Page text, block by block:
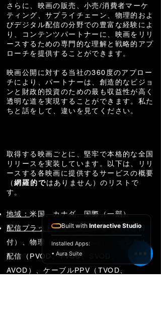
さらに、映画の販売、小売/消費者マーケ
ティング、サプライチェーン、物理的およ
びデジタル配信の分野での豊富な経験によ
り、コンテンツパートナーに、映画をリリ
ースするための専門的な理解と戦略的アプ
ローチを提供することができます。
映画公開に対する当社の360度のアプロー
チにより、パートナーは、創造的なビジョ
ンと財政的投資のための最も収益性が高く
透明な道を実現することができます。私た
ちと話をして、違いを見てください。
取得する映画ごとに、堅牢で本格的な全国
リリースを実装しています。以下は、
リリ
ースする各映画に提供するサービスの概要
（網羅的ではありません ）のリストで
す。
地域：米国、カナダ、国際（一部）
配信プラットフォーム：劇場（曜日と日
付）、物理（DVDとBluray）、デジタル
配信（PVOD、TVOD、SVOD、
AVOD）、ケーブルPPV（TVOD、
Built with Interactive Studio
Installed Apps:
• Aura Suite